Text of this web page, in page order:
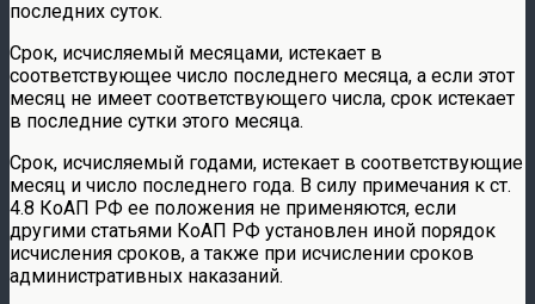
последних суток.
Срок, исчисляемый месяцами, истекает в
соответствующее число последнего месяца, а если этот
месяц не имеет соответствующего числа, срок истекает
в последние сутки этого месяца.
Срок, исчисляемый годами, истекает в соответствующие
месяц и число последнего года. В силу примечания к ст.
4.8 КоАП РФ ее положения не применяются, если
другими статьями КоАП РФ установлен иной порядок
исчисления сроков, а также при исчислении сроков
административных наказаний.